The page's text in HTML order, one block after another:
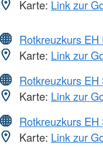
Karte: Link zur
Rotkreuzkurs
Karte: Link zur
Rotkreuzkurs EH
Karte: Link zur
Rotkreuzkurs EH
Karte: Link zur